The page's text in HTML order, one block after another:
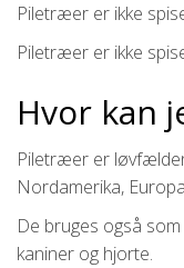
Piletræer er ikke
Piletræer er ikke
Hvor kan
Piletræer er
Nordamerika,
De bruges også
kaniner og hjorte.